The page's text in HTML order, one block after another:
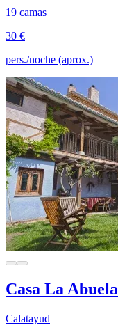
19 camas
30 €
pers./noche (aprox.)
Casa La Abuela
Calatayud